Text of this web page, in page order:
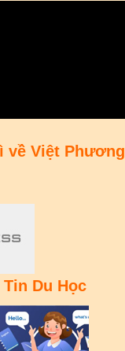
về Việt Phương
Du Học